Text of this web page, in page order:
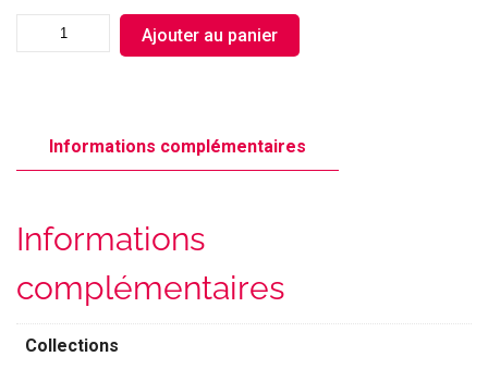
Ajouter au panier
Informations complémentaires
Informations
complémentaires
Collections